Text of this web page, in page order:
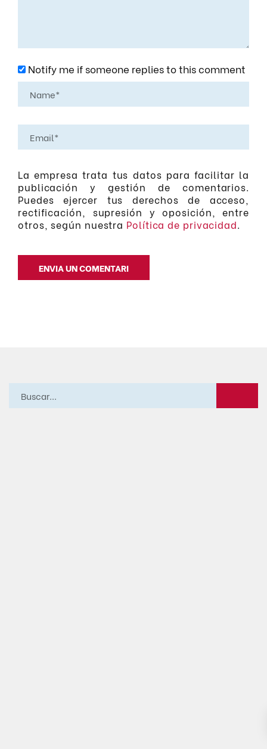
Notify me if someone replies to this comment
La empresa trata tus datos para facilitar la
publicación y gestión de comentarios.
Puedes ejercer tus derechos de acceso,
rectificación, supresión y oposición, entre
otros, según nuestra Política de privacidad.